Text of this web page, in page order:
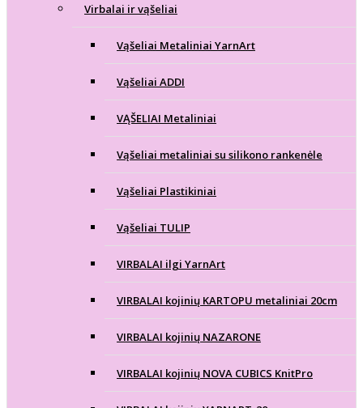
Virbalai ir vąšeliai
Vąšeliai Metaliniai YarnArt
Vąšeliai ADDI
VĄŠELIAI Metaliniai
Vąšeliai metaliniai su silikono rankenėle
Vąšeliai Plastikiniai
Vąšeliai TULIP
VIRBALAI ilgi YarnArt
VIRBALAI kojinių KARTOPU metaliniai 20cm
VIRBALAI kojinių NAZARONE
VIRBALAI kojinių NOVA CUBICS KnitPro